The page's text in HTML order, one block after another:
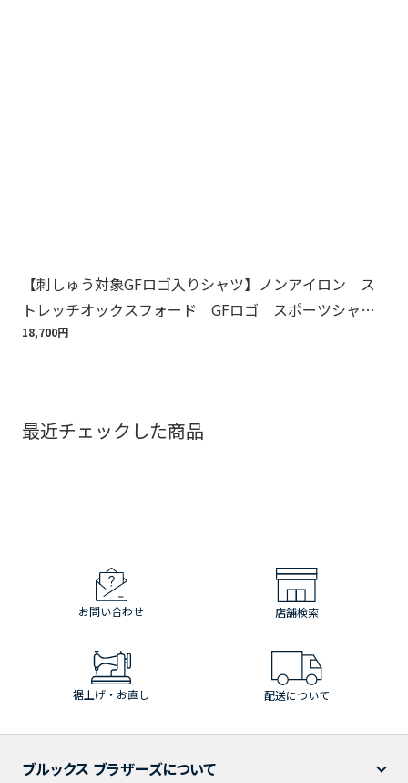
【刺しゅう対象GFロゴ入りシャツ】ノンアイロン ス
トレッチオックスフォード GFロゴ スポーツシャ
ツ Regular Fit
18,700円
最近チェックした商品
お問い合わせ 店舗検索
裾上げ・お直し 配送について
ブルックス ブラザーズについて